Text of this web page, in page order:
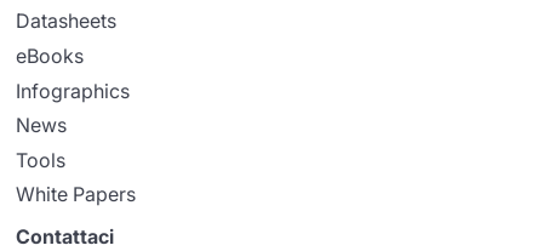
Datasheets
eBooks
Infographics
News
Tools
White Papers
Contattaci